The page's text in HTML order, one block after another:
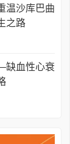
温沙库巴曲
之路
缺血性心衰